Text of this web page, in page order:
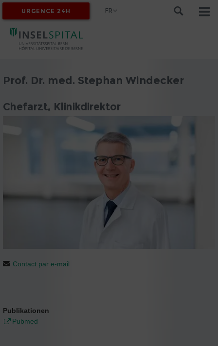
MYINSEL
URGENCE 24H FR
Prof. Dr. med. Stephan Windecker
Chefarzt, Klinikdirektor
Contact par e-mail
Publikationen
Pubmed